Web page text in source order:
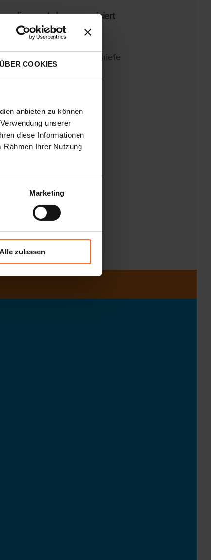
ÜBER COOKIES
anbieten zu können
unserer
diese Informationen
Rahmen Ihrer Nutzung
Marketing
Alle zulassen
diesem Anlass organisiert
basteln und ihre Briefe
des Loacker.